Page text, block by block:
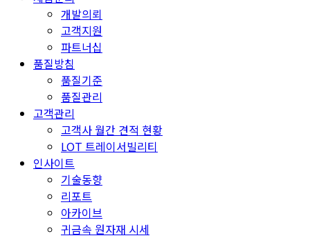
개발의뢰
고객지원
파트너십
품질방침
품질기준
품질관리
고객관리
고객사 월간 견적 현황
LOT 트레이서빌리티
인사이트
기술동향
리포트
아카이브
귀금속 원자재 시세